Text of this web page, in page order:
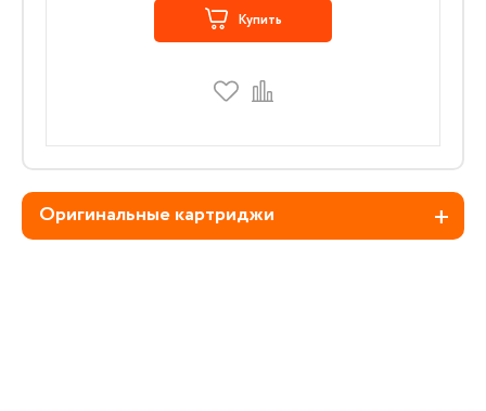
Купить
Оригинальные картриджи